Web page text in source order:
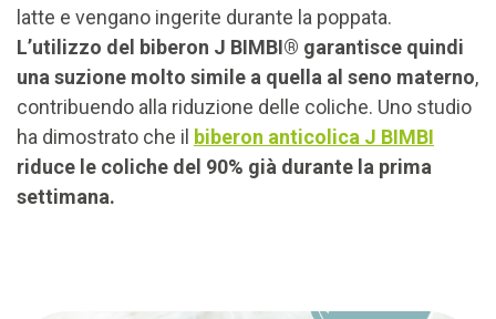
latte e vengano ingerite durante la poppata.
L’utilizzo del biberon J BIMBI® garantisce quindi
una suzione molto simile a quella al seno materno,
contribuendo alla riduzione delle coliche. Uno studio
ha dimostrato che il biberon anticolica J BIMBI
riduce le coliche del 90% già durante la prima
settimana.